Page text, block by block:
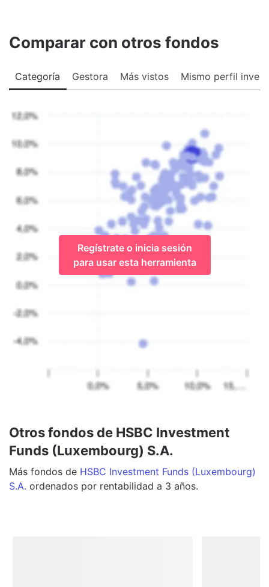
Comparar con otros fondos
Categoría Gestora Más vistos Mismo perfil
Regístrate o inicia sesión
para usar esta herramienta
Otros fondos de HSBC Investment
Funds (Luxembourg) S.A.
Más fondos de HSBC Investment Funds (Luxembourg)
S.A. ordenados por rentabilidad a 3 años.